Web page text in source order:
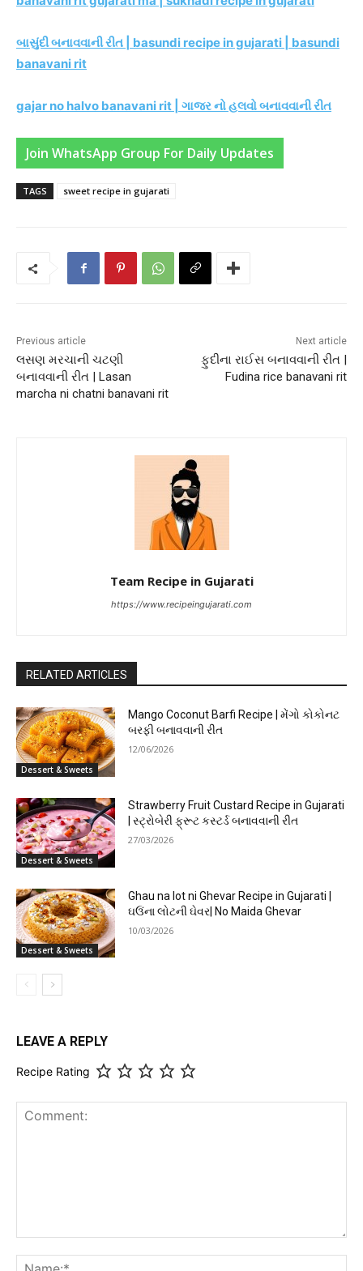
બાસુંદી બનાવવાની રીત | basundi recipe in gujarati | basundi
banavani rit
gajar no halvo banavani rit | ગાજર નો હલવો બનાવવાની રીત
Join WhatsApp Group For Daily Updates
TAGS sweet recipe in gujarati
Previous article
લસણ મરચાની ચટણી
બનાવવાની રીત | Lasan
marcha ni chatni banavani rit
Next article
ફુદીના રાઈસ બનાવવાની રીત |
Fudina rice banavani rit
Team Recipe in Gujarati
https://www.recipeingujarati.com
RELATED ARTICLES
Dessert & Sweets
Mango Coconut Barfi Recipe | મેંગો કોકોનટ
બરફી બનાવવાની રીત
12/06/2026
Dessert & Sweets
Strawberry Fruit Custard Recipe in Gujarati
| સ્ટ્રોબેરી ફ્રૂટ કસ્ટર્ડ બનાવવાની રીત
27/03/2026
Dessert & Sweets
Ghau na lot ni Ghevar Recipe in Gujarati |
ઘઉંના લોટની ઘેવર| No Maida Ghevar
10/03/2026
LEAVE A REPLY
Recipe Rating